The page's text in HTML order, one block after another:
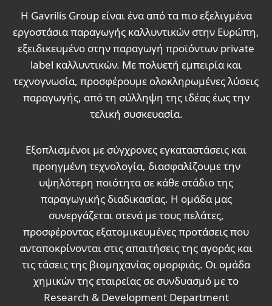
Η Gavrilis Group είναι ένα από τα πιο εξελιγμένα
εργοστάσια παραγωγής καλλυντικών στην Ευρώπη,
εξειδικευμένο στην παραγωγή προϊόντων private
label καλλυντικών. Με πολυετή εμπειρία και
τεχνογνωσία, προσφέρουμε ολοκληρωμένες λύσεις
παραγωγής, από τη σύλληψη της ιδέας έως την
τελική συσκευασία.
Εξοπλισμένοι με σύγχρονες εγκαταστάσεις και
προηγμένη τεχνολογία, διασφαλίζουμε την
υψηλότερη ποιότητα σε κάθε στάδιο της
παραγωγικής διαδικασίας. Η ομάδα μας
συνεργάζεται στενά με τους πελάτες,
προσφέροντας εξατομικευμένες προτάσεις που
ανταποκρίνονται στις απαιτήσεις της αγοράς και
τις τάσεις της βιομηχανίας ομορφιάς. Οι ομάδα
χημικών της εταιρείας σε συνδυασμό με το
Research & Development Department